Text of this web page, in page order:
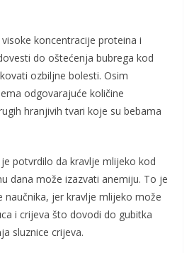
koncentracije proteina i
do oštećenja bubrega kod
ozbiljne bolesti. Osim
odgovarajuće količine
hranjivih tvari koje su bebama
potvrdilo da kravlje mlijeko kod
dana može izazvati anemiju. To je
jer kravlje mlijeko može
i crijeva što dovodi do gubitka
sluznice crijeva.